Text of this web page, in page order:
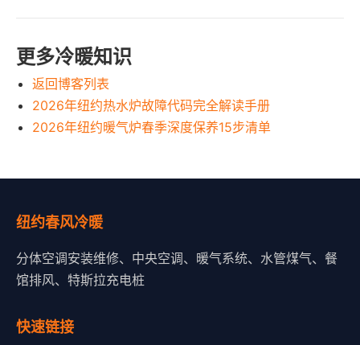
更多冷暖知识
返回博客列表
2026年纽约热水炉故障代码完全解读手册
2026年纽约暖气炉春季深度保养15步清单
纽约春风冷暖
分体空调安装维修、中央空调、暖气系统、水管煤气、餐
馆排风、特斯拉充电桩
快速链接